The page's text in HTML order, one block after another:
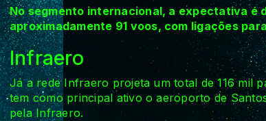
No segmento internacional, a expectativa é
aproximadamente 91 voos, com ligações
Infraero
Já a rede Infraero projeta um total de 116 mil
tem como principal ativo o aeroporto de
pela Infraero.